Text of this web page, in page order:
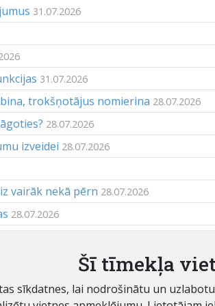
31.07.2026
31.07.2026
trokšņotājus nomierina 28.07.2026
28.07.2026
izveidei 28.07.2026
vairāk nekā pērn 28.07.2026
28.07.2026
Šī tīmekļa
sīkdatnes, lai nodrošinātu un